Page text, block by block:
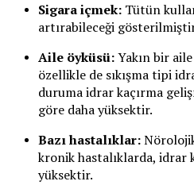
Sigara içmek: Tütün
artırabileceği
Aile öyküsü:Yakın bir
özellikle de sıkışma tipi
duruma idrar kaçırma
göre daha yüksektir.
Bazı hastalıklar:
kronik hastalıklarda, idrar
yüksektir.